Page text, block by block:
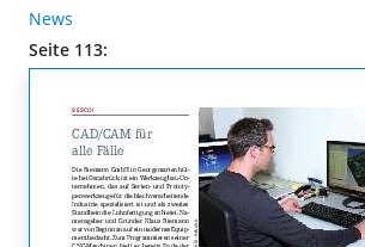
News
Seite 113: